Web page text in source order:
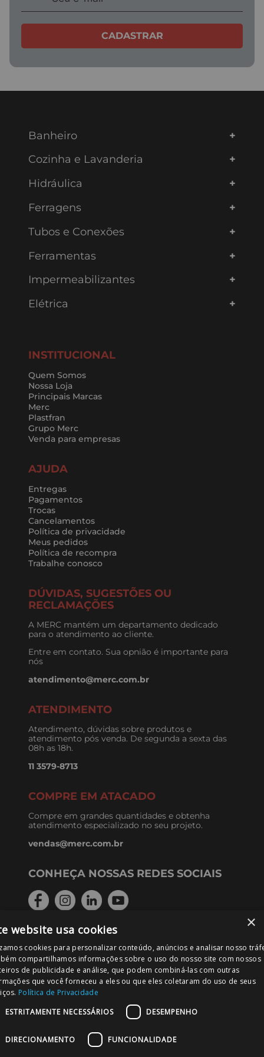
CADASTRAR
Banheiro
Cozinha e Lavanderia
Hidráulica
Ferragens
Tubos e Conexões
Ferramentas
Impermeabilizantes
Elétrica
INSTITUCIONAL
Quem Somos
Nossa Loja
Principais Marcas
Merc
Plastfran
Grupo Merc
Venda para empresas
AJUDA
Entregas
Pagamentos
Trocas
Cancelamentos
Política de privacidade
Meus pedidos
Política de recompra
Trabalhe conosco
DÚVIDAS, SUGESTÕES OU
RECLAMAÇÕES
A MERC mantém um departamento dedicado
para o atendimento ao cliente.
Entre em contato. Sua opnião é importante para
nós
atendimento@merc.com.br
ATENDIMENTO
Atendimento, dúvidas sobre produtos e
atendimento pós venda. De segunda a sexta das
08h as 18h.
11 3579-8713
COMPRE EM ATACADO
Compre em grandes quantidades e obtenha
atendimento especializado no seu projeto.
vendas@merc.com.br
CONHEÇA NOSSAS REDES SOCIAIS
PODE CONFIAR!
×
website usa cookies
cookies para personalizar conteúdo, anúncios e analisar nosso
compartilhamos informações sobre o uso do nosso site com nossos
de publicidade e análise, que podem combiná-las com outras
que você forneceu a eles ou que eles coletaram do uso de seus
Política de Privacidade
ESTRITAMENTE NECESSÁRIOS
DESEMPENHO
DIRECIONAMENTO FUNCIONALIDADE